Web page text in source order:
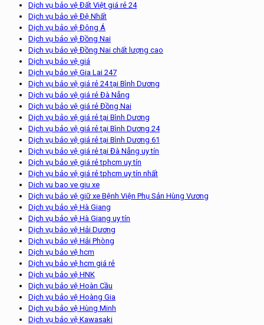
Dịch vụ bảo vệ Đất Việt giá rẻ 24
Dịch vụ bảo vệ Đệ Nhất
Dịch vụ bảo vệ Đông Á
Dịch vụ bảo vệ Đồng Nai
Dịch vụ bảo vệ Đồng Nai chất lượng cao
Dịch vụ bảo vệ giá
Dịch vụ bảo vệ Gia Lai 247
Dịch vụ bảo vệ giá rẻ 24 tại Bình Dương
Dịch vụ bảo vệ giá rẻ Đà Nẵng
Dịch vụ bảo vệ giá rẻ Đồng Nai
Dịch vụ bảo vệ giá rẻ tại Bình Dương
Dịch vụ bảo vệ giá rẻ tại Bình Dương 24
Dịch vụ bảo vệ giá rẻ tại Bình Dương 61
Dịch vụ bảo vệ giá rẻ tại Đà Nẵng uy tín
Dịch vụ bảo vệ giá rẻ tphcm uy tín
Dịch vụ bảo vệ giá rẻ tphcm uy tín nhất
Dich vu bao ve giu xe
Dịch vụ bảo vệ giữ xe Bệnh Viện Phụ Sản Hùng Vương
Dịch vụ bảo vệ Hà Giang
Dịch vụ bảo vệ Hà Giang uy tín
Dịch vụ bảo vệ Hải Dương
Dịch vụ bảo vệ Hải Phòng
Dịch vụ bảo vệ hcm
Dịch vụ bảo vệ hcm giá rẻ
Dịch vụ bảo vệ HNK
Dịch vụ bảo vệ Hoàn Cầu
Dịch vụ bảo vệ Hoàng Gia
Dịch vụ bảo vệ Hùng Minh
Dịch vụ bảo vệ Kawasaki